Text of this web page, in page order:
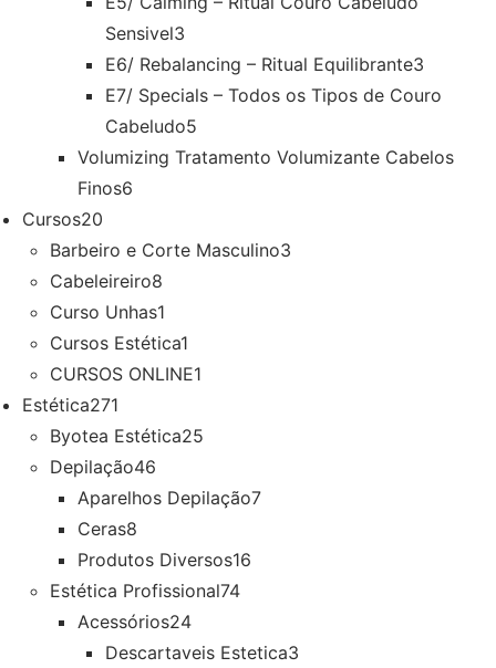
Sensivel3
E6/ Rebalancing – Ritual Equilibrante3
E7/ Specials – Todos os Tipos de Couro
Cabeludo5
Volumizing Tratamento Volumizante Cabelos
Finos6
Cursos20
Barbeiro e Corte Masculino3
Cabeleireiro8
Curso Unhas1
Cursos Estética1
CURSOS ONLINE1
Estética271
Byotea Estética25
Depilação46
Aparelhos Depilação7
Ceras8
Produtos Diversos16
Estética Profissional74
Acessórios24
Descartaveis Estetica3